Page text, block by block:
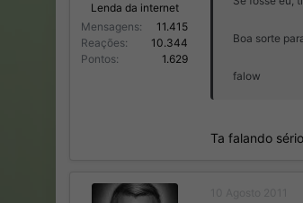
Lenda da internet
Mensagens
11.415
Reações
10.344
Pontos
1.629
Boa sorte
falow
Ta falando